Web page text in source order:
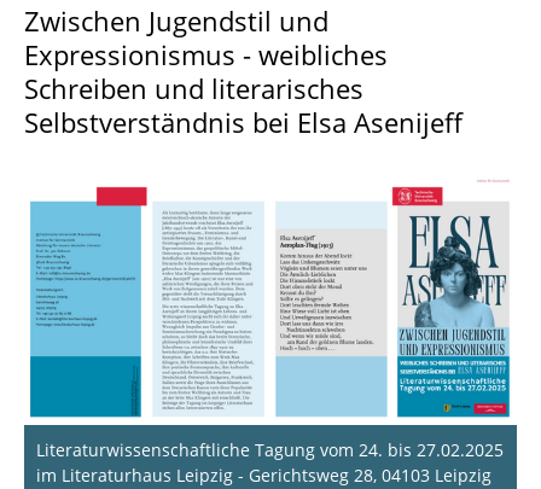
Zwischen Jugendstil und
Expressionismus - weibliches
Schreiben und literarisches
Selbstverständnis bei Elsa Asenijeff
Literaturwissenschaftliche Tagung vom 24. bis 27.02.2025
im Literaturhaus Leipzig - Gerichtsweg 28, 04103 Leipzig